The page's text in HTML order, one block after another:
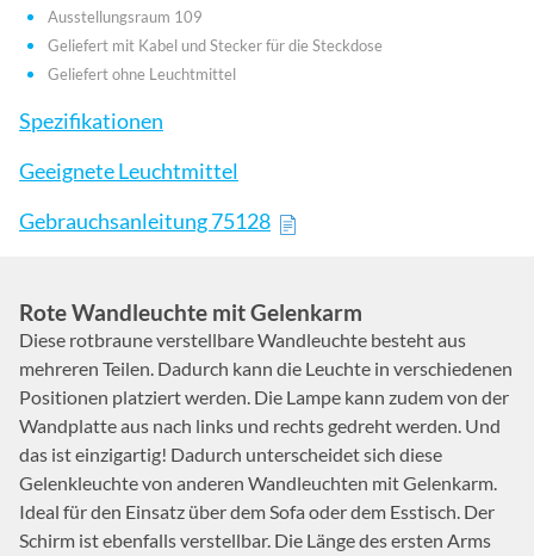
Ausstellungsraum 109
Geliefert mit Kabel und Stecker für die Steckdose
Geliefert ohne Leuchtmittel
Spezifikationen
Geeignete Leuchtmittel
Gebrauchsanleitung 75128
Rote Wandleuchte mit Gelenkarm
Diese rotbraune verstellbare Wandleuchte besteht aus
mehreren Teilen. Dadurch kann die Leuchte in verschiedenen
Positionen platziert werden. Die Lampe kann zudem von der
Wandplatte aus nach links und rechts gedreht werden. Und
das ist einzigartig! Dadurch unterscheidet sich diese
Gelenkleuchte von anderen Wandleuchten mit Gelenkarm.
Ideal für den Einsatz über dem Sofa oder dem Esstisch. Der
Schirm ist ebenfalls verstellbar. Die Länge des ersten Arms